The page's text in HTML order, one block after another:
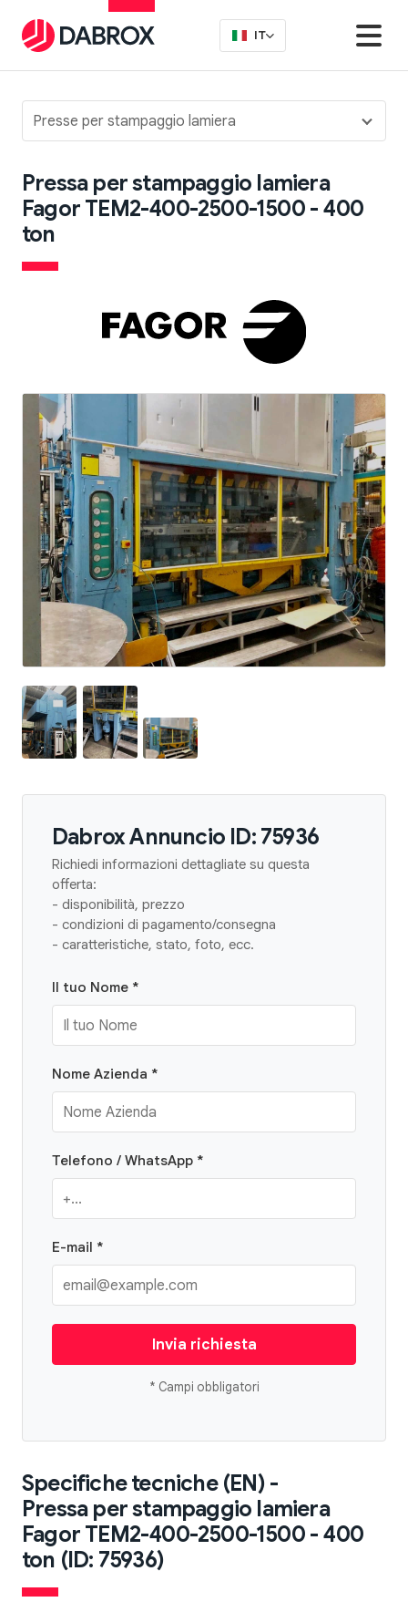
Presse per stampaggio lamiera
Pressa per stampaggio lamiera
Fagor TEM2-400-2500-1500 - 400
ton
Dabrox Annuncio ID: 75936
Richiedi informazioni dettagliate su questa
offerta:
- disponibilità, prezzo
- condizioni di pagamento/consegna
- caratteristiche, stato, foto, ecc.
Il tuo Nome *
Nome Azienda *
Telefono / WhatsApp *
E-mail *
Invia richiesta
* Campi obbligatori
Specifiche tecniche (EN) -
Pressa per stampaggio lamiera
Fagor TEM2-400-2500-1500 - 400
ton (ID: 75936)